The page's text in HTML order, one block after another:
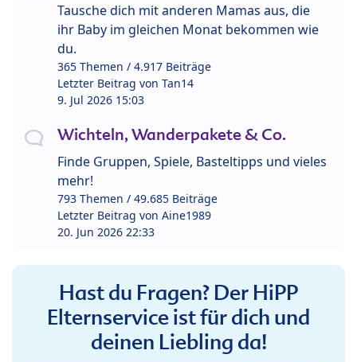
Tausche dich mit anderen Mamas aus, die
ihr Baby im gleichen Monat bekommen wie
du.
365 Themen / 4.917 Beiträge
Letzter Beitrag von Tan14
9. Jul 2026 15:03
Wichteln, Wanderpakete & Co.
Finde Gruppen, Spiele, Basteltipps und vieles
mehr!
793 Themen / 49.685 Beiträge
Letzter Beitrag von Aine1989
20. Jun 2026 22:33
Hast du Fragen? Der HiPP
Elternservice ist für dich und
deinen Liebling da!